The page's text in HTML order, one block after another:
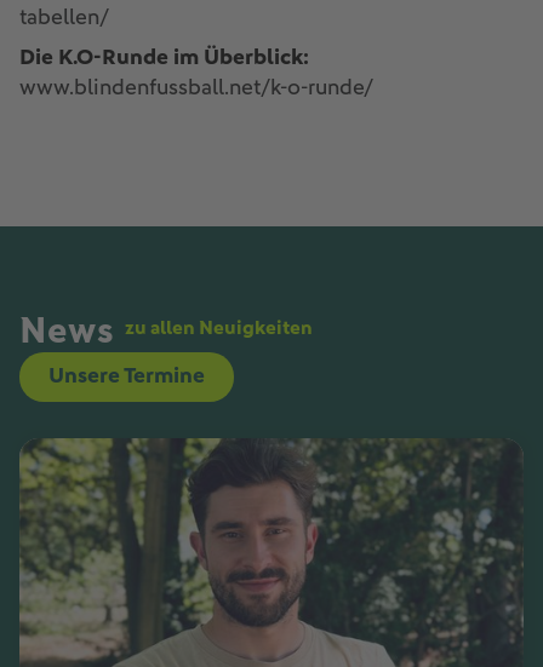
tabellen/
Die K.O-Runde im Überblick:
www.blindenfussball.net/k-o-runde/
News zu allen Neuigkeiten
Unsere Termine